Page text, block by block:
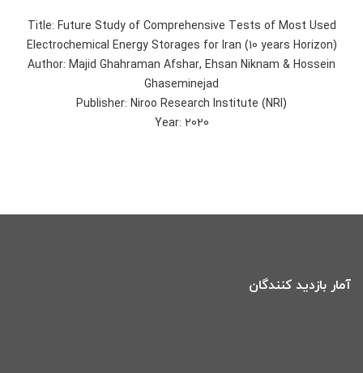
Title: Future Study of Comprehensive Tests of Most Used
Electrochemical Energy Storages for Iran (10 years Horizon)
Author: Majid Ghahraman Afshar, Ehsan Niknam & Hossein
Ghaseminejad
Publisher: Niroo Research Institute (NRI)
Year: 2020
آمار بازدید کنندگان